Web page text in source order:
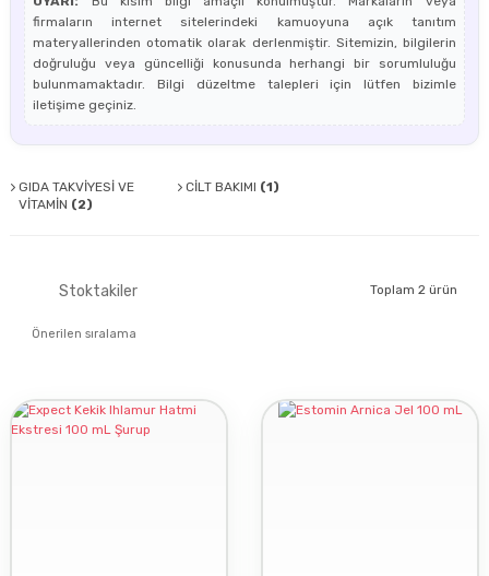
firmaların internet sitelerindeki kamuoyuna açık tanıtım
materyallerinden otomatik olarak derlenmiştir. Sitemizin, bilgilerin
doğruluğu veya güncelliği konusunda herhangi bir sorumluluğu
bulunmamaktadır. Bilgi düzeltme talepleri için lütfen bizimle
iletişime geçiniz.
GIDA TAKVİYESİ VE
VİTAMİN (2)
CİLT BAKIMI (1)
Stoktakiler Toplam 2 ürün